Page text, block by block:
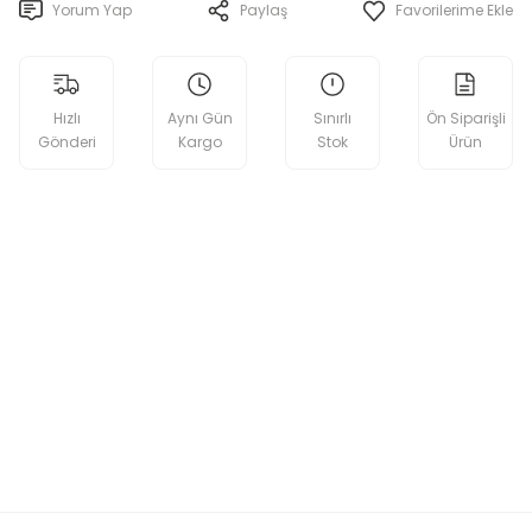
Yorum Yap Paylaş
Hızlı
Gönderi
Aynı Gün
Kargo
Sınırlı
Stok
Ön Siparişli
Ürün